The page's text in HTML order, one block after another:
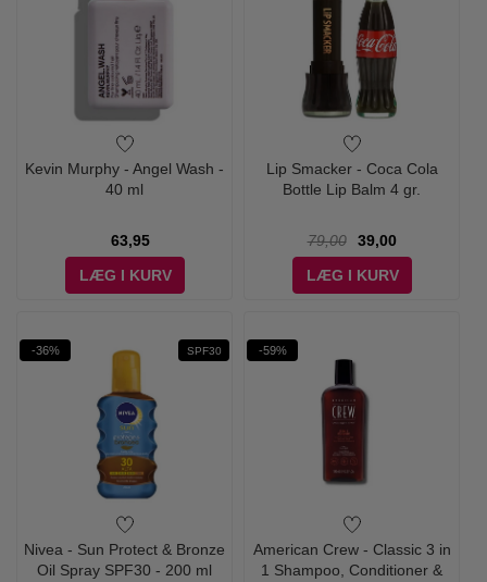
Kevin Murphy - Angel Wash -
40 ml
63,95
LÆG I KURV
Lip Smacker - Coca Cola
Bottle Lip Balm 4 gr.
79,00
39,00
LÆG I KURV
-36% SPF30
Nivea - Sun Protect & Bronze
Oil Spray SPF30 - 200 ml
-59%
American Crew - Classic 3 in
1 Shampoo, Conditioner &